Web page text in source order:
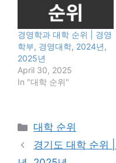
경영학과 대학 순위 | 경영
학부, 경영대학, 2024년,
2025년
April 30, 2025
In "대학 순위"
Categories
대학 순위
경기도 대학 순위